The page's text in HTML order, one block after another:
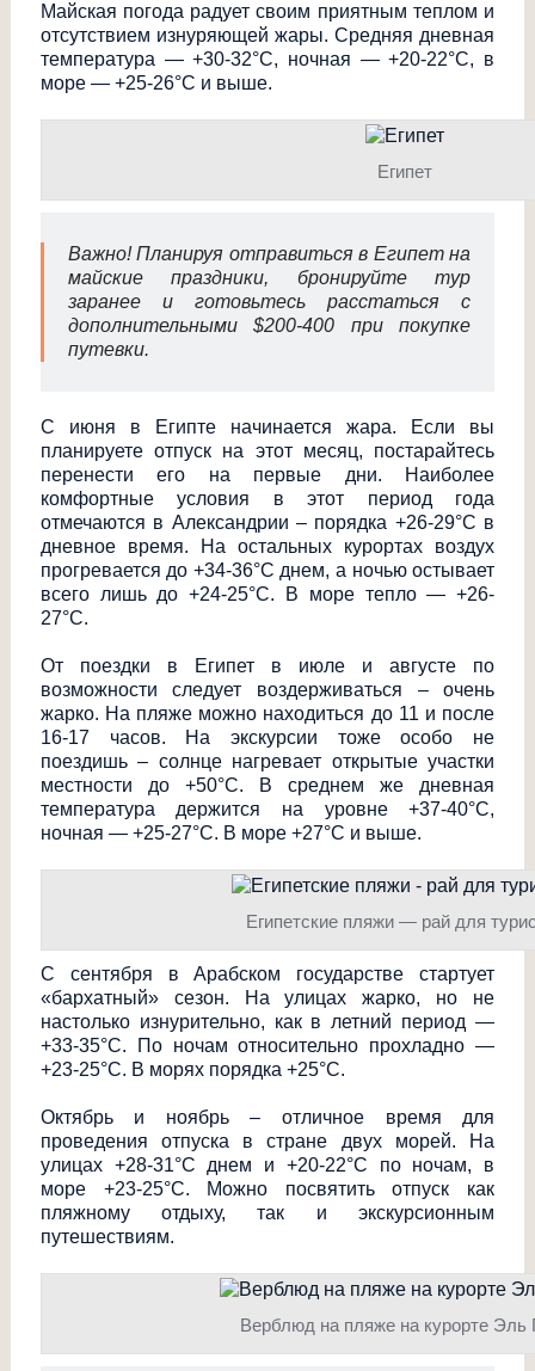
Майская погода радует своим приятным теплом и
отсутствием изнуряющей жары. Средняя дневная
температура — +30-32°С, ночная — +20-22°С, в
море — +25-26°С и выше.
Египет
Важно! Планируя отправиться в Египет на
майские праздники, бронируйте тур
заранее и готовьтесь расстаться с
дополнительными $200-400 при покупке
путевки.
С июня в Египте начинается жара. Если вы
планируете отпуск на этот месяц, постарайтесь
перенести его на первые дни. Наиболее
комфортные условия в этот период года
отмечаются в Александрии – порядка +26-29°С в
дневное время. На остальных курортах воздух
прогревается до +34-36°С днем, а ночью остывает
всего лишь до +24-25°С. В море тепло — +26-
27°С.
От поездки в Египет в июле и августе по
возможности следует воздерживаться – очень
жарко. На пляже можно находиться до 11 и после
16-17 часов. На экскурсии тоже особо не
поездишь – солнце нагревает открытые участки
местности до +50°С. В среднем же дневная
температура держится на уровне +37-40°С,
ночная — +25-27°С. В море +27°С и выше.
Египетские пляжи — рай для
С сентября в Арабском государстве стартует
«бархатный» сезон. На улицах жарко, но не
настолько изнурительно, как в летний период —
+33-35°С. По ночам относительно прохладно —
+23-25°С. В морях порядка +25°С.
Октябрь и ноябрь – отличное время для
проведения отпуска в стране двух морей. На
улицах +28-31°С днем и +20-22°С по ночам, в
море +23-25°С. Можно посвятить отпуск как
пляжному отдыху, так и экскурсионным
путешествиям.
Верблюд на пляже на курорте Эль